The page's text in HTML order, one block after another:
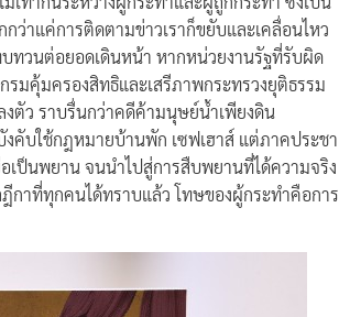
ว่าแค่การติดตามข่าวเราก็ขยับและเคลื่อนไหว
วนต่อยอดเดินหน้า หากหน่วยงานรัฐที่รับผิด
มคุ้มครองสิทธิและเสรีภาพกระทรวงยุติธรรม
งตัว ราบรื่นกว่าคดีค้ามนุษย์น้ำเพียงดิน
คับใช้กฎหมายบ้านพัก เซฟเฮาส์ แต่ภาคประชา
เป็นพยาน จนนำไปสู่การสืบพยานที่ได้ความจริง
กาที่ทุกคนได้ทราบแล้ว โทษของผู้กระทำคือการ